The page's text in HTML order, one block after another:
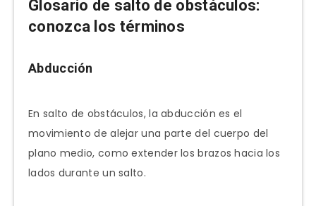
Glosario de salto de obstáculos:
conozca los términos
Abducción
En salto de obstáculos, la abducción es el
movimiento de alejar una parte del cuerpo del
plano medio, como extender los brazos hacia los
lados durante un salto.